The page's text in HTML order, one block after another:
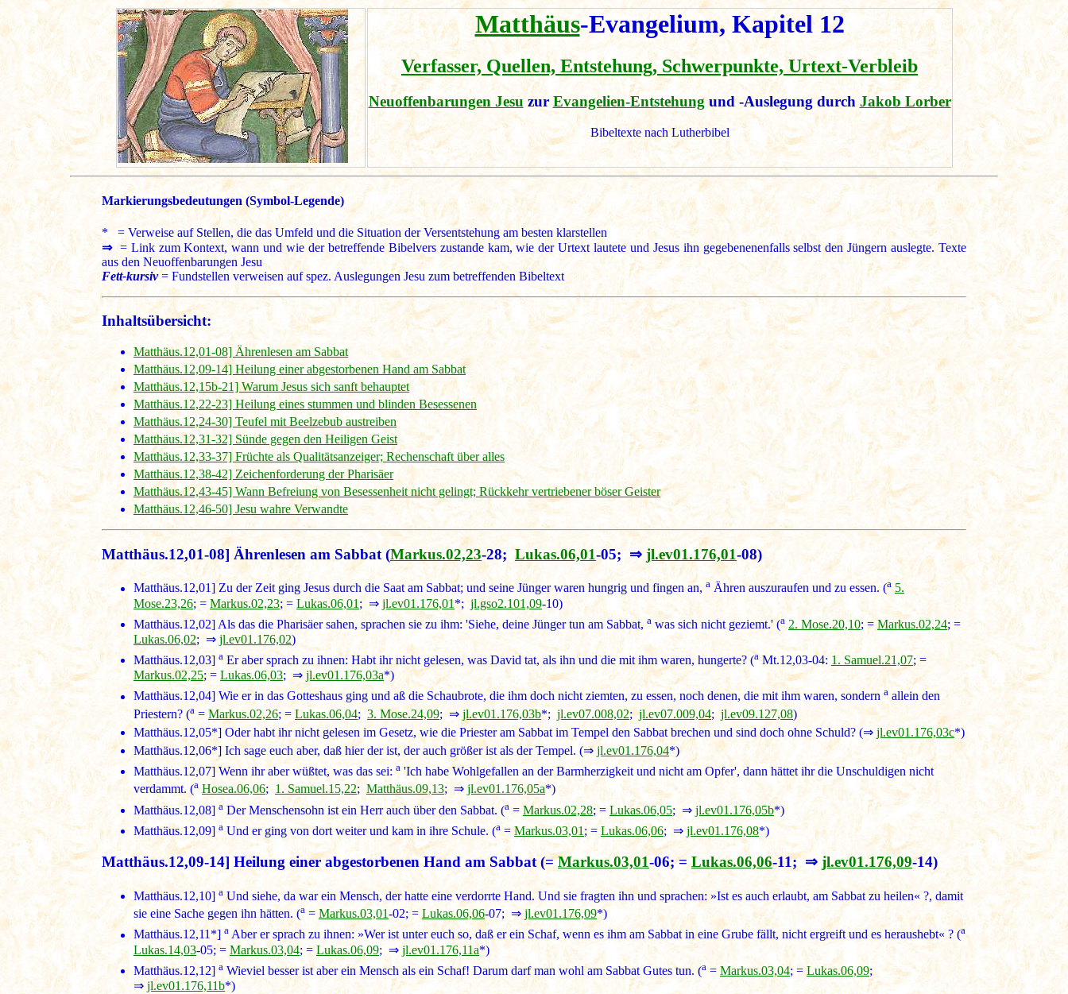
Matthäus-Evangelium, Kapitel 12
Verfasser, Quellen, Entstehung, Schwerpunkte, Urtext-Verbleib
Neuoffenbarungen Jesu zur Evangelien-Entstehungund -Auslegung durch Jakob Lorber
Bibeltexte nach Lutherbibel
Markierungsbedeutungen (Symbol-Legende)
* = Verweise auf Stellen, die das Umfeld und die Situation der Versentstehung am besten klarstellen
⇒= Link zum Kontext, wann und wie der betreffende Bibelvers zustande kam, wie der Urtext lautete und Jesus ihn gegebenenenfalls selbst den Jüngern auslegte. Texte
aus den Neuoffenbarungen Jesu
Fett-kursiv= Fundstellen verweisen auf spez. Auslegungen Jesu zum betreffenden Bibeltext
Inhaltsübersicht:
Matthäus.12,01-08] Ährenlesen am Sabbat
Matthäus.12,09-14] Heilung einer abgestorbenen Hand am Sabbat
Matthäus.12,15b-21] Warum Jesus sich sanft behauptet
Matthäus.12,22-23] Heilung eines stummen und blinden Besessenen
Matthäus.12,24-30] Teufel mit Beelzebub austreiben
Matthäus.12,31-32] Sünde gegen den Heiligen Geist
Matthäus.12,33-37] Früchte als Qualitätsanzeiger; Rechenschaft über alles
Matthäus.12,38-42] Zeichenforderung der Pharisäer
Matthäus.12,43-45] Wann Befreiung von Besessenheit nicht gelingt; Rückkehr vertriebener böser Geister
Matthäus.12,46-50] Jesu wahre Verwandte
Matthäus.12,01-08] Ährenlesen am Sabbat (Markus.02,23-28;Lukas.06,01-05; ⇒ jl.ev01.176,01-08)
Matthäus.12,01]Zu der Zeit ging Jesus durch die Saat am Sabbat; und seine Jünger waren hungrig und fingen an, a Ähren auszuraufen und zu essen. (a 5.
Mose.23,26; = Markus.02,23; = Lukas.06,01; ⇒ jl.ev01.176,01*;jl.gso2.101,09-10)
Matthäus.12,02] Als das die Pharisäer sahen, sprachen sie zu ihm: 'Siehe, deine Jünger tun am Sabbat, a was sich nicht geziemt.' (a 2. Mose.20,10; =Markus.02,24; =
Lukas.06,02; ⇒ jl.ev01.176,02)
Matthäus.12,03] aEr aber sprach zu ihnen: Habt ihr nicht gelesen, was David tat, als ihn und die mit ihm waren, hungerte? (aMt.12,03-04: 1. Samuel.21,07; =
Markus.02,25; = Lukas.06,03; ⇒ jl.ev01.176,03a*)
Matthäus.12,04]Wie er in das Gotteshaus ging und aß die Schaubrote, die ihm doch nicht ziemten, zu essen, noch denen, die mit ihm waren, sondern a allein den
Priestern? (a = Markus.02,26; = Lukas.06,04;3. Mose.24,09; ⇒ jl.ev01.176,03b*; jl.ev07.008,02;jl.ev07.009,04; jl.ev09.127,08)
Matthäus.12,05*] Oder habt ihr nicht gelesen im Gesetz, wie die Priester am Sabbat im Tempel den Sabbat brechen und sind doch ohne Schuld? (⇒ jl.ev01.176,03c*)
Matthäus.12,06*] Ich sage euch aber, daß hier der ist, der auch größer ist als der Tempel. (⇒jl.ev01.176,04*)
Matthäus.12,07]Wenn ihr aber wüßtet, was das sei: a 'Ich habe Wohlgefallen an der Barmherzigkeit und nicht am Opfer', dann hättet ihr die Unschuldigen nicht
verdammt. (a Hosea.06,06; 1. Samuel.15,22; Matthäus.09,13; ⇒ jl.ev01.176,05a*)
Matthäus.12,08] a Der Menschensohn ist ein Herr auch über den Sabbat. (a = Markus.02,28; = Lukas.06,05; ⇒ jl.ev01.176,05b*)
Matthäus.12,09] a Und er ging von dort weiter und kam in ihre Schule. (a =Markus.03,01 ; = Lukas.06,06; ⇒ jl.ev01.176,08*)
Matthäus.12,09-14] Heilung einer abgestorbenen Hand am Sabbat(=Markus.03,01-06; =Lukas.06,06-11; ⇒ jl.ev01.176,09-14)
Matthäus.12,10] a Und siehe, da war ein Mensch, der hatte eine verdorrte Hand. Und sie fragten ihn und sprachen: »Ist es auch erlaubt, am Sabbat zu heilen« ?, damit
sie eine Sache gegen ihn hätten. (a = Markus.03,01-02; =Lukas.06,06-07; ⇒jl.ev01.176,09*)
Matthäus.12,11*] a Aber er sprach zu ihnen: »Wer ist unter euch so, daß er ein Schaf, wenn es ihm am Sabbat in eine Grube fällt, nicht ergreift und es heraushebt« ? (a
Lukas.14,03-05; = Markus.03,04; =Lukas.06,09; ⇒ jl.ev01.176,11a*)
Matthäus.12,12] a Wieviel besser ist aber ein Mensch als ein Schaf! Darum darf man wohl am Sabbat Gutes tun. (a = Markus.03,04; = Lukas.06,09;
⇒ jl.ev01.176,11b*)